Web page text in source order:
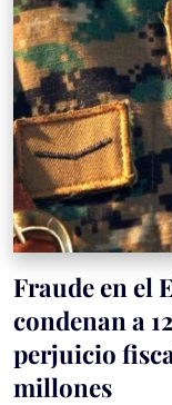
Fraude en el
condenan a
perjuicio
millones